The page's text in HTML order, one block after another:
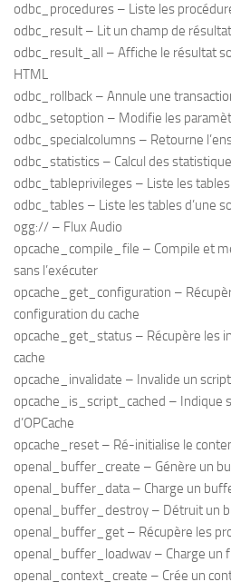
odbc_procedures – Liste les
odbc_result – Lit un champ de
odbc_result_all – Affiche le résultat
HTML
odbc_rollback – Annule une
odbc_setoption – Modifie les
odbc_specialcolumns – Retourne
odbc_statistics – Calcul des
odbc_tableprivileges – Liste les
odbc_tables – Liste les tables d’une
ogg:// – Flux Audio
opcache_compile_file – Compile et
sans l’exécuter
opcache_get_configuration –
configuration du cache
opcache_get_status – Récupère les
cache
opcache_invalidate – Invalide un
opcache_is_script_cached – Indique
d’OPCache
opcache_reset – Ré-initialise le
openal_buffer_create – Génère un
openal_buffer_data – Charge un
openal_buffer_destroy – Détruit un
openal_buffer_get – Récupère les
openal_buffer_loadwav – Charge un
openal_context_create – Crée un